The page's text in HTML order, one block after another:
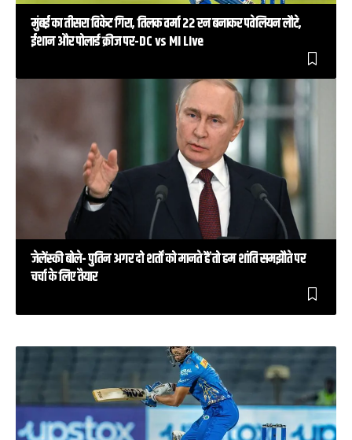
मुंबई का तीसरा विकेट गिरा, तिलक वर्मा 22 रन बनाकर पवेलियन लौटे,
ईशान और पोलार्ड क्रीज पर-DC vs MI Live
जेलेंस्की बोले- पुतिन अगर दो शर्तों को मानते हैं तो हम शांति समझौते पर
चर्चा के लिए तैयार